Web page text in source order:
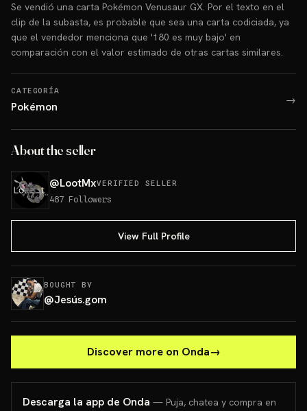
Se vendió una carta Pokémon Venusaur GX. Por el texto en el
clip de la subasta, es probable que sea una carta codiciada, ya
que el vendedor menciona que '180 es muy bajo' en
comparación con el valor estimado de otras cartas similares.
CATEGORÍA
Pokémon →
About the seller
@LootMxVERIFIED SELLER
487 Followers
View Full Profile
BOUGHT BY
@Jesús.gom
Discover more on Onda→
Descarga la app de Onda — Puja, chatea y compra en